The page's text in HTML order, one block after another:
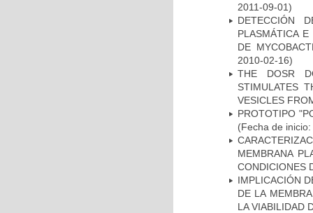
2011-09-01)
DETECCIÓN
PLASMÁTICA
DE
2010-02-16)
THE DOSR
STIMULATES
VESICLES
PROTOTIPO
(Fecha de
MEMBRANA
CONDICIONES
IMPLICACIÓN
DE LA
LA VIABILIDAD